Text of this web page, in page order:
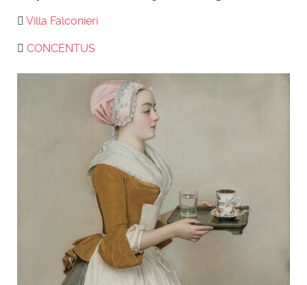
Villa Falconieri
CONCENTUS